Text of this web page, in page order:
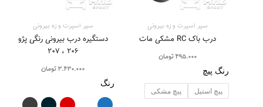
سپر اسپرت و زه بيرونی
درب باک RC مشکی مات
495.000 تومان
رنگ پیچ
پیچ استیل پیچ مشکی
سپر اسپرت و زه بيرونی
دستگیره درب بیرونی رنگی پژو
۲۰۶ ، ۲۰۷
3.430.000تومان
رنگ